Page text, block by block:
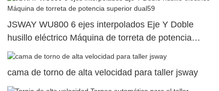
JSWAY WU800 6 ejes interpolados Eje Y Doble
husillo eléctrico Máquina de torreta de potencia
superior dual59
cama de torno de alta velocidad para taller jsway